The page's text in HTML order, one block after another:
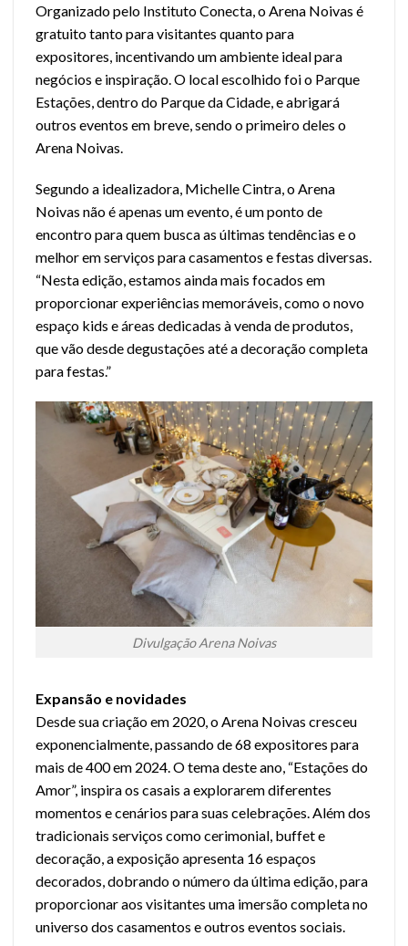
Organizado pelo Instituto Conecta, o Arena Noivas é
gratuito tanto para visitantes quanto para
expositores, incentivando um ambiente ideal para
negócios e inspiração. O local escolhido foi o Parque
Estações, dentro do Parque da Cidade, e abrigará
outros eventos em breve, sendo o primeiro deles o
Arena Noivas.
Segundo a idealizadora, Michelle Cintra, o Arena
Noivas não é apenas um evento, é um ponto de
encontro para quem busca as últimas tendências e o
melhor em serviços para casamentos e festas diversas.
“Nesta edição, estamos ainda mais focados em
proporcionar experiências memoráveis, como o novo
espaço kids e áreas dedicadas à venda de produtos,
que vão desde degustações até a decoração completa
para festas.”
Divulgação Arena Noivas
Expansão e novidades
Desde sua criação em 2020, o Arena Noivas cresceu
exponencialmente, passando de 68 expositores para
mais de 400 em 2024. O tema deste ano, “Estações do
Amor”, inspira os casais a explorarem diferentes
momentos e cenários para suas celebrações. Além dos
tradicionais serviços como cerimonial, buffet e
decoração, a exposição apresenta 16 espaços
decorados, dobrando o número da última edição, para
proporcionar aos visitantes uma imersão completa no
universo dos casamentos e outros eventos sociais.